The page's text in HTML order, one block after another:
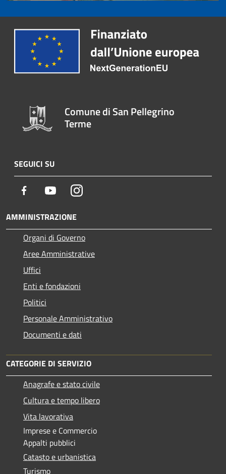
Comune di San Pellegrino
Terme
SEGUICI SU
Facebook YoutubeInstagram
AMMINISTRAZIONE
Organi di Governo
Aree Amministrative
Uffici
Enti e fondazioni
Politici
Personale Amministrativo
Documenti e dati
CATEGORIE DI SERVIZIO
Anagrafe e stato civile
Cultura e tempo libero
Vita lavorativa
Imprese e Commercio
Appalti pubblici
Catasto e urbanistica
Turismo